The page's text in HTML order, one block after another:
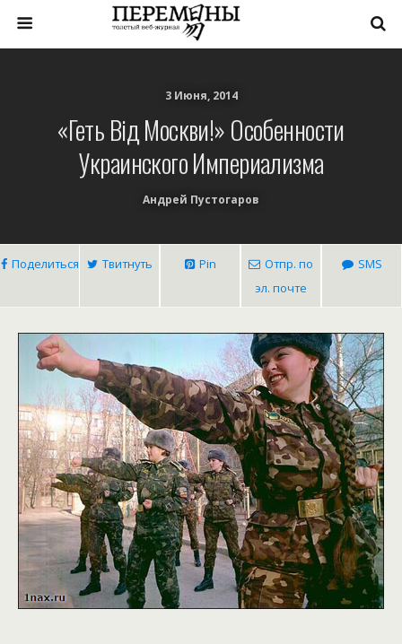
3 Июня, 2014
«Геть Вiд Москви!» Особенности
Украинского Империализма
Андрей Пустогаров
Поделиться Твитнуть Pin
Отпр. по
эл. почте
SMS